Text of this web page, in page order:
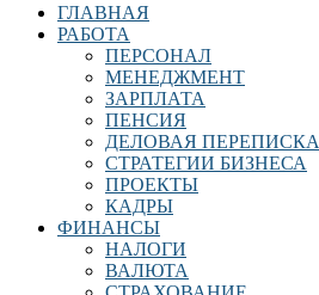
ГЛАВНАЯ
РАБОТА
ПЕРСОНАЛ
МЕНЕДЖМЕНТ
ЗАРПЛАТА
ПЕНСИЯ
ДЕЛОВАЯ ПЕРЕПИСКА
СТРАТЕГИИ БИЗНЕСА
ПРОЕКТЫ
КАДРЫ
ФИНАНСЫ
НАЛОГИ
ВАЛЮТА